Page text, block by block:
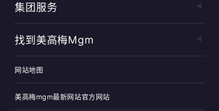
集团服务
找到美高梅mgm
网站地图
美高梅mgm最新网站官方网站